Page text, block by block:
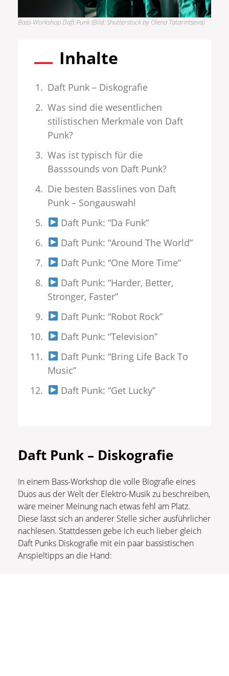
Bass-Workshop Daft Punk (Bild: Shutterstock by Olena Tatarintseva)
Inhalte
Daft Punk – Diskografie
Was sind die wesentlichen
stilistischen Merkmale von Daft
Punk?
Was ist typisch für die
Basssounds von Daft Punk?
Die besten Basslines von Daft
Punk – Songauswahl
Daft Punk: “Da Funk”
Daft Punk: “Around The World”
Daft Punk: “One More Time”
Daft Punk: “Harder, Better,
Stronger, Faster”
Daft Punk: “Robot Rock”
Daft Punk: “Television”
Daft Punk: “Bring Life Back To
Music”
Daft Punk: “Get Lucky”
Daft Punk – Diskografie
In einem Bass-Workshop die volle Biografie eines
Duos aus der Welt der Elektro-Musik zu beschreiben,
wäre meiner Meinung nach etwas fehl am Platz.
Diese lässt sich an anderer Stelle sicher ausführlicher
nachlesen. Stattdessen gebe ich euch lieber gleich
Daft Punks Diskografie mit ein paar bassistischen
Anspieltipps an die Hand: